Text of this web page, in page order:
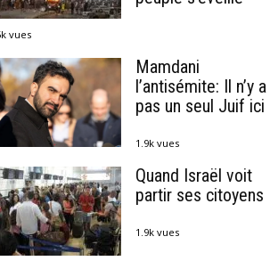
vues
Mamdani
l’antisémite: Il n’y a
pas un seul Juif ici
1.9k vues
Quand Israël voit
partir ses citoyens
1.9k vues